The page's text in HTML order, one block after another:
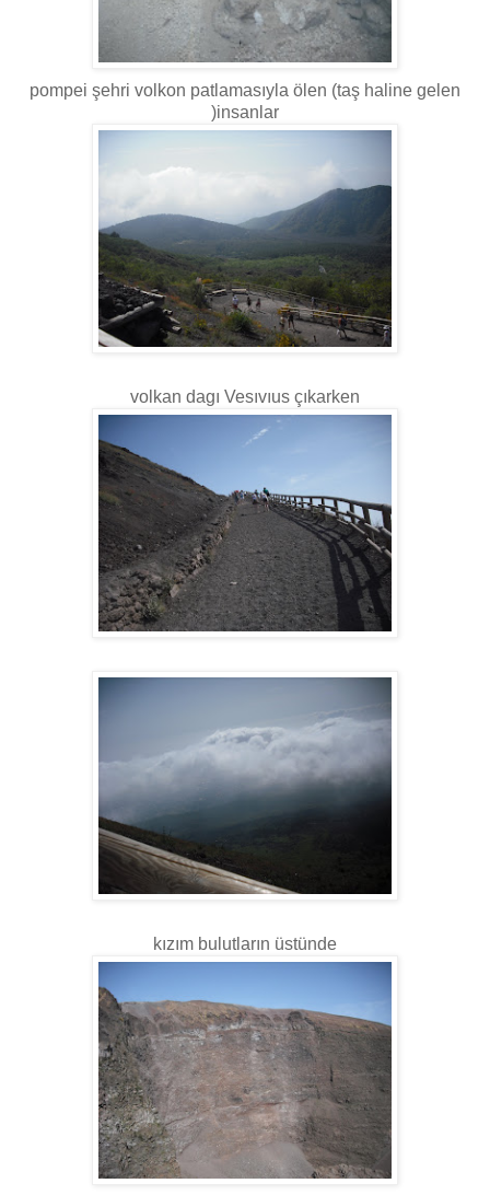
pompei şehri volkon patlamasıyla ölen (taş haline gelen
)insanlar
volkan dagı Vesıvıus çıkarken
kızım bulutların üstünde